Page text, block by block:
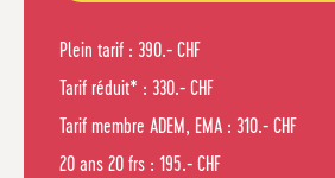
Plein tarif : 390.- CHF
Tarif réduit* : 330.- CHF
Tarif membre ADEM, EMA : 310.- CHF
20 ans 20 frs : 195.- CHF